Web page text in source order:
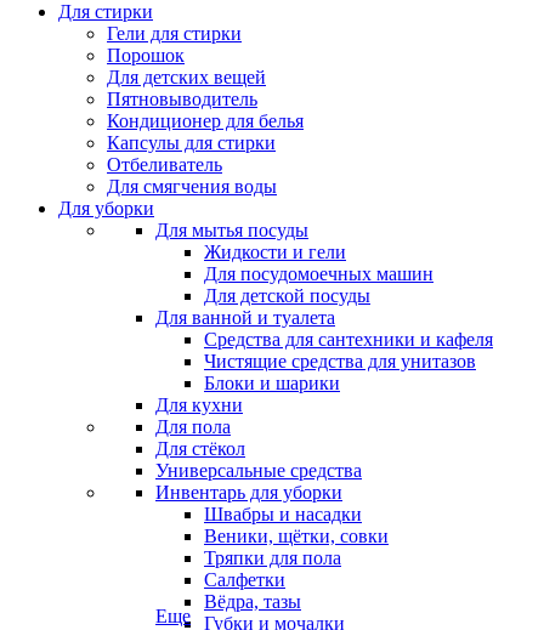
Для стирки
Гели для стирки
Порошок
Для детских вещей
Пятновыводитель
Кондиционер для белья
Капсулы для стирки
Отбеливатель
Для смягчения воды
Для уборки
Для мытья посуды
Жидкости и гели
Для посудомоечных машин
Для детской посуды
Для ванной и туалета
Средства для сантехники и кафеля
Чистящие средства для унитазов
Блоки и шарики
Для кухни
Для пола
Для стёкол
Универсальные средства
Инвентарь для уборки
Швабры и насадки
Веники, щётки, совки
Тряпки для пола
Салфетки
Вёдра, тазы
Губки и мочалки
Еще